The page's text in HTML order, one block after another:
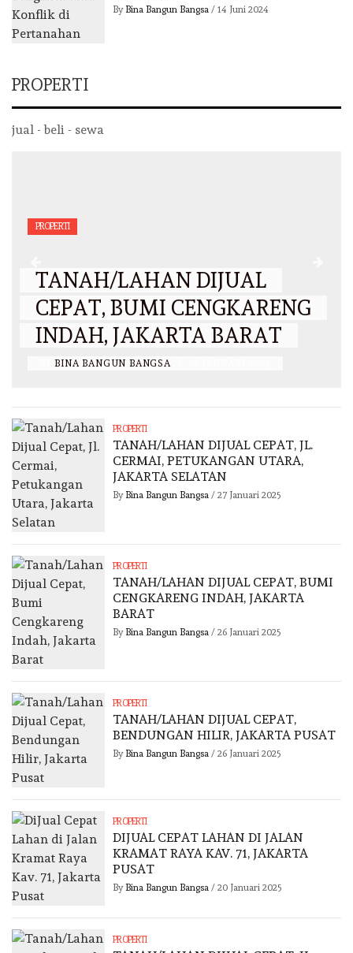
By Bina Bangun Bangsa/ 14 Juni 2024
PROPERTI
jual - beli - sewa
PROPERTI
TANAH/LAHAN DIJUAL
CEPAT, BUMI CENGKARENG
INDAH, JAKARTA BARAT
BINA BANGUN BANGSA
PROPERTI
TANAH/LAHAN DIJUAL CEPAT, JL.
CERMAI, PETUKANGAN UTARA,
JAKARTA SELATAN
By Bina Bangun Bangsa/ 27 Januari 2025
PROPERTI
TANAH/LAHAN DIJUAL CEPAT, BUMI
CENGKARENG INDAH, JAKARTA
BARAT
By Bina Bangun Bangsa/ 26 Januari 2025
PROPERTI
TANAH/LAHAN DIJUAL CEPAT,
BENDUNGAN HILIR, JAKARTA PUSAT
By Bina Bangun Bangsa/ 26 Januari 2025
PROPERTI
DIJUAL CEPAT LAHAN DI JALAN
KRAMAT RAYA KAV. 71, JAKARTA
PUSAT
By Bina Bangun Bangsa/ 20 Januari 2025
PROPERTI